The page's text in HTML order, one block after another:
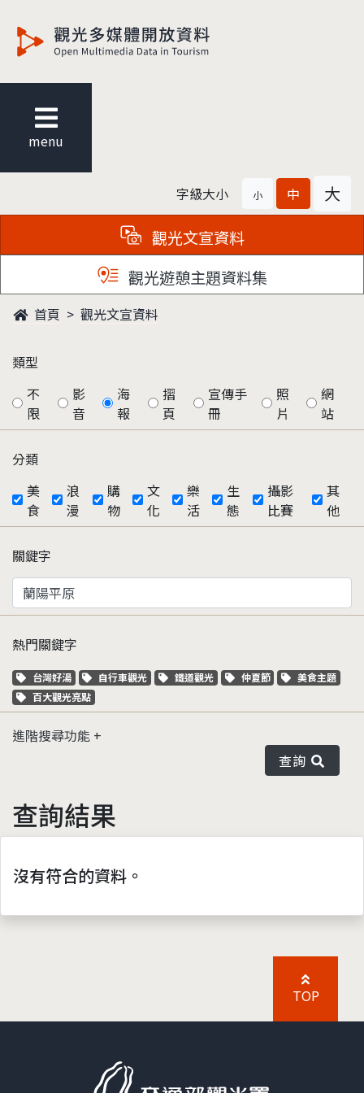
menu
字級大小 小 中 大
觀光文宣資料
觀光遊憩主題資料集
首頁 觀光文宣資料
類型
不
限
影
音
海
報
摺
頁
宣傳手
冊
照
片
網
站
分類
美
食
浪
漫
購
物
文
化
樂
活
生
態
攝影
比賽
其
他
關鍵字
熱門關鍵字
關鍵字標籤
台灣好湯 關鍵字標籤
自行車觀光 關鍵字標籤
鐵道觀光 關鍵字標籤
仲夏節 關鍵字標籤
美食主題
關鍵字標籤
百大觀光亮點
進階搜尋功能
查詢
查詢結果
沒有符合的資料。
TOP